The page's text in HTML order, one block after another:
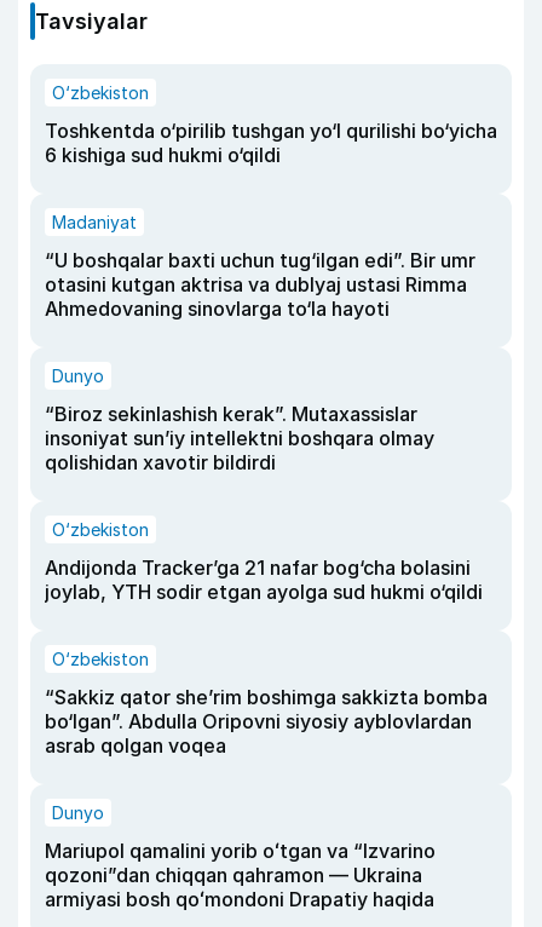
Tavsiyalar
O‘zbekiston
Toshkentda o‘pirilib tushgan yo‘l qurilishi bo‘yicha
6 kishiga sud hukmi o‘qildi
Madaniyat
“U boshqalar baxti uchun tug‘ilgan edi”. Bir umr
otasini kutgan aktrisa va dublyaj ustasi Rimma
Ahmedovaning sinovlarga to‘la hayoti
Dunyo
“Biroz sekinlashish kerak”. Mutaxassislar
insoniyat sun’iy intellektni boshqara olmay
qolishidan xavotir bildirdi
O‘zbekiston
Andijonda Tracker’ga 21 nafar bog‘cha bolasini
joylab, YTH sodir etgan ayolga sud hukmi o‘qildi
O‘zbekiston
“Sakkiz qator she’rim boshimga sakkizta bomba
bo‘lgan”. Abdulla Oripovni siyosiy ayblovlardan
asrab qolgan voqea
Dunyo
Mariupol qamalini yorib oʻtgan va “Izvarino
qozoni”dan chiqqan qahramon — Ukraina
armiyasi bosh qoʻmondoni Drapatiy haqida